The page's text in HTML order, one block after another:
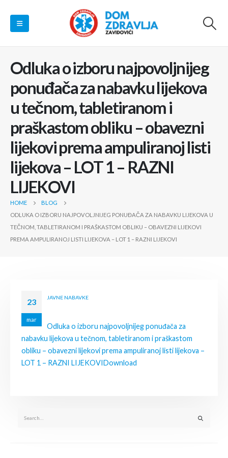
Odluka o izboru najpovoljnijeg
ponuđača za nabavku lijekova
u tečnom, tabletiranom i
praškastom obliku – obavezni
lijekovi prema ampuliranoj listi
lijekova – LOT 1 – RAZNI
LIJEKOVI
HOME
BLOG
ODLUKA O IZBORU NAJPOVOLJNIJEG PONUĐAČA ZA NABAVKU LIJEKOVA U
TEČNOM, TABLETIRANOM I PRAŠKASTOM OBLIKU – OBAVEZNI LIJEKOVI
PREMA AMPULIRANOJ LISTI LIJEKOVA – LOT 1 – RAZNI LIJEKOVI
23
mar
JAVNE NABAVKE
Odluka o izboru najpovoljnijeg ponuđača za
nabavku lijekova u tečnom, tabletiranom i praškastom
obliku – obavezni lijekovi prema ampuliranoj listi lijekova –
LOT 1 – RAZNI LIJEKOVIDownload